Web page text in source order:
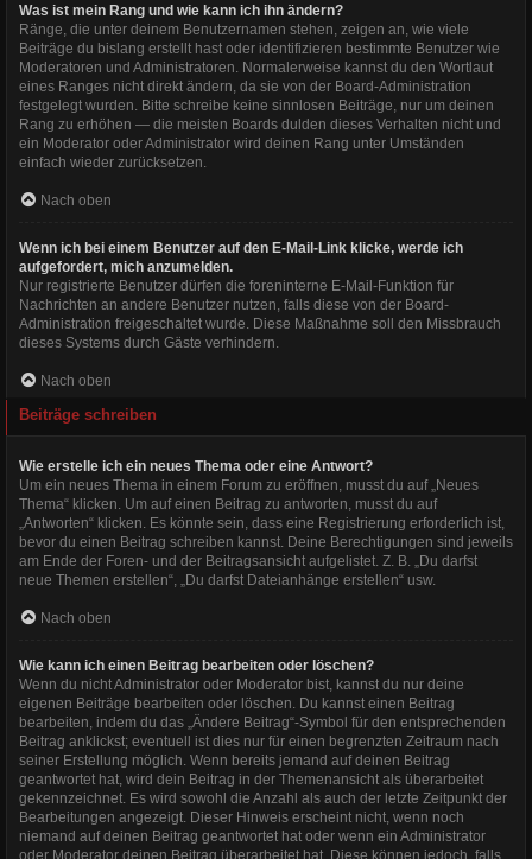
Was ist mein Rang und wie kann ich ihn ändern?
Ränge, die unter deinem Benutzernamen stehen, zeigen an, wie viele
Beiträge du bislang erstellt hast oder identifizieren bestimmte Benutzer wie
Moderatoren und Administratoren. Normalerweise kannst du den Wortlaut
eines Ranges nicht direkt ändern, da sie von der Board-Administration
festgelegt wurden. Bitte schreibe keine sinnlosen Beiträge, nur um deinen
Rang zu erhöhen — die meisten Boards dulden dieses Verhalten nicht und
ein Moderator oder Administrator wird deinen Rang unter Umständen
einfach wieder zurücksetzen.
Nach oben
Wenn ich bei einem Benutzer auf den E-Mail-Link klicke, werde ich
aufgefordert, mich anzumelden.
Nur registrierte Benutzer dürfen die foreninterne E-Mail-Funktion für
Nachrichten an andere Benutzer nutzen, falls diese von der Board-
Administration freigeschaltet wurde. Diese Maßnahme soll den Missbrauch
dieses Systems durch Gäste verhindern.
Nach oben
Beiträge schreiben
Wie erstelle ich ein neues Thema oder eine Antwort?
Um ein neues Thema in einem Forum zu eröffnen, musst du auf „Neues
Thema“ klicken. Um auf einen Beitrag zu antworten, musst du auf
„Antworten“ klicken. Es könnte sein, dass eine Registrierung erforderlich ist,
bevor du einen Beitrag schreiben kannst. Deine Berechtigungen sind jeweils
am Ende der Foren- und der Beitragsansicht aufgelistet. Z. B. „Du darfst
neue Themen erstellen“, „Du darfst Dateianhänge erstellen“ usw.
Nach oben
Wie kann ich einen Beitrag bearbeiten oder löschen?
Wenn du nicht Administrator oder Moderator bist, kannst du nur deine
eigenen Beiträge bearbeiten oder löschen. Du kannst einen Beitrag
bearbeiten, indem du das „Ändere Beitrag“-Symbol für den entsprechenden
Beitrag anklickst; eventuell ist dies nur für einen begrenzten Zeitraum nach
seiner Erstellung möglich. Wenn bereits jemand auf deinen Beitrag
geantwortet hat, wird dein Beitrag in der Themenansicht als überarbeitet
gekennzeichnet. Es wird sowohl die Anzahl als auch der letzte Zeitpunkt der
Bearbeitungen angezeigt. Dieser Hinweis erscheint nicht, wenn noch
niemand auf deinen Beitrag geantwortet hat oder wenn ein Administrator
oder Moderator deinen Beitrag überarbeitet hat. Diese können jedoch, falls